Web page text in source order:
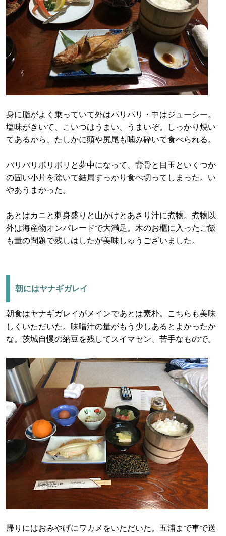
身に脂がよく乗っていて外はパリパリ・中はジューシー。
塩味がきいて、こいつはうまい、うまいぞ。しっかり焼い
てあるから、たしかに頭や尻尾も噛み砕いて食べられる。
バリバリボリボリと夢中になって、背骨と目玉といくつか
の固い小片を除いて結局すっかり食べ切ってしまった。い
やあうまかった。
あとはカニと刺身盛りと山かけとあさり汁に煮物。煮物以
外は海産物オンパレードで大満足。木のお櫃に入ったご飯
も量の問題で残しはしたが美味しゅうございました。
朝にはヤナギガレイ
朝食はヤナギガレイがメインであとは素朴。こちらも美味
しくいただいた。味噌汁の量がもう少しあるとよかったか
な。茨城自慢の納豆を残してスイマセン、苦手なもので。
帰りにはおみやげにワカメをいただいた。五浦まで車で送